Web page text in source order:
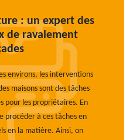
: un expert des
de ravalement
environs, les interventions
maisons sont des tâches
pour les propriétaires. En
à ces tâches en
en la matière. Ainsi, on